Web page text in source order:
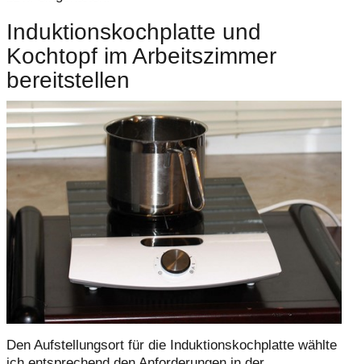
Induktionskochplatte und
Kochtopf im Arbeitszimmer
bereitstellen
Den Aufstellungsort für die Induktionskochplatte wählte